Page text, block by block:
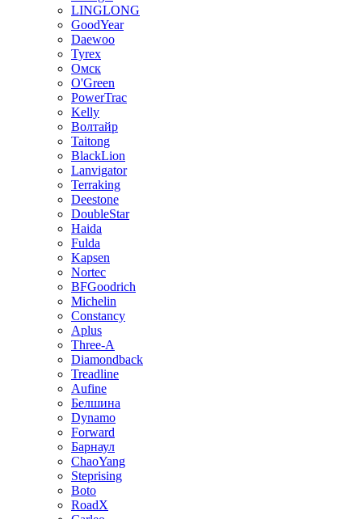
LINGLONG
GoodYear
Daewoo
Tyrex
Омск
O'Green
PowerTrac
Kelly
Волтайр
Taitong
BlackLion
Lanvigator
Terraking
Deestone
DoubleStar
Haida
Fulda
Kapsen
Nortec
BFGoodrich
Michelin
Constancy
Aplus
Three-A
Diamondback
Treadline
Aufine
Белшина
Dynamo
Forward
Барнаул
ChaoYang
Steprising
Boto
RoadX